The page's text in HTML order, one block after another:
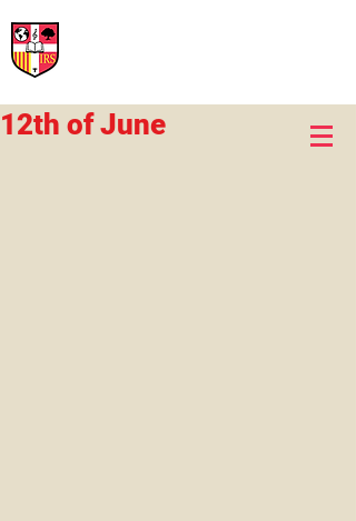
12th of June